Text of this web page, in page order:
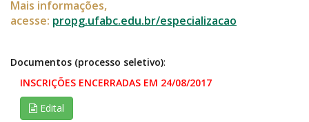
Mais informações,
acesse: propg.ufabc.edu.br/especializacao
Documentos (processo seletivo):
INSCRIÇÕES ENCERRADAS EM 24/08/2017
Edital